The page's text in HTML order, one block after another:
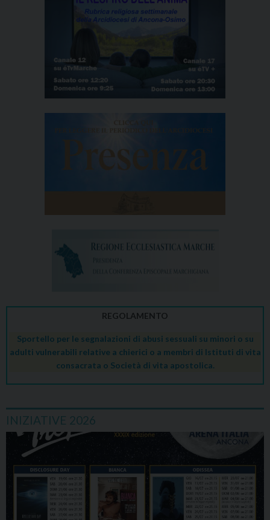
REGOLAMENTO
Sportello per le segnalazioni di abusi sessuali su minori o su
adulti vulnerabili relative a chierici o a membri di Istituti di vita
consacrata o Società di vita apostolica.
INIZIATIVE 2026